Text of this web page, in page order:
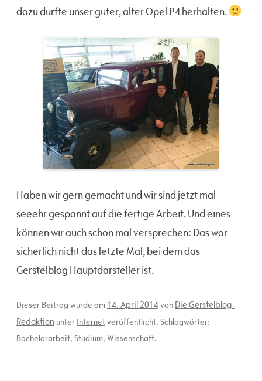
dazu durfte unser guter, alter Opel P4 herhalten.
Haben wir gern gemacht und wir sind jetzt mal
seeehr gespannt auf die fertige Arbeit. Und eines
können wir auch schon mal versprechen: Das war
sicherlich nicht das letzte Mal, bei dem das
Gerstelblog Hauptdarsteller ist.
Dieser Beitrag wurde am 14. April 2014 von Die Gerstelblog-
Redaktion unter Internetveröffentlicht. Schlagwörter:
Bachelorarbeit, Studium, Wissenschaft.